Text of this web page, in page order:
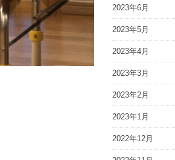
2023年6月
2023年5月
2023年4月
2023年3月
2023年2月
2023年1月
2022年12月